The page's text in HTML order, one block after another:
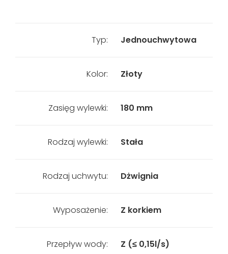
Typ: Jednouchwytowa
Kolor: Złoty
Zasięg wylewki: 180 mm
Rodzaj wylewki: Stała
Rodzaj uchwytu: Dżwignia
Wyposażenie: Z korkiem
Przepływ wody: Z (≤ 0,15l/s)